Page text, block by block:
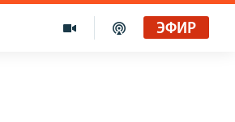
ЭФИР